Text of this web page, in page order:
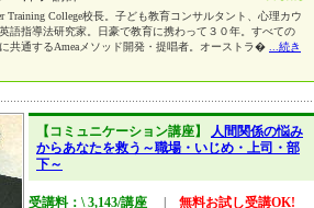
Training College校長。子ども教育コンサルタント、心理カウ
語指導法研究家。日豪で教育に携わって３０年。すべての
共通するAmeaメソッド開発・提唱者。オーストラ�
...続き
【コミュニケーション講座】 人間関係の悩み
からあなたを救う～職場・いじめ・上司・部
下～
受講料：\ 3,143/講座
無料お試し受講OK!